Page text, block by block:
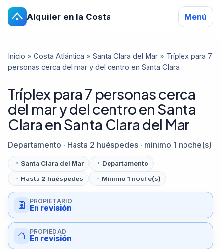
Alquiler en la Costa Menú
Inicio » Costa Atlántica » Santa Clara del Mar » Tríplex para 7
personas cerca del mar y del centro en Santa Clara
Tríplex para 7 personas cerca
del mar y del centro en Santa
Clara en Santa Clara del Mar
Departamento · Hasta 2 huéspedes · mínimo 1 noche(s)
Santa Clara del Mar
Departamento
Hasta 2 huéspedes
Mínimo 1 noche(s)
PROPIETARIO
En revisión
PROPIEDAD
En revisión